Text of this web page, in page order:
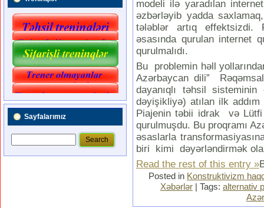
Sayfalarımız
modeli ilə yaradılan
əzbərləyib yadda
tələblər artıq effektsizdi.
əsasında qurulan internet
qurulmalıdı.
Bu problemin həll
Azərbaycan dili” Rəqəmsal
dayanıqlı təhsil
dəyişikliyə) atılan ilk
Piajenin təbii idrak və Lütfi
qurulmuşdu. Bu proqramı
əsaslarla
biri kimi dəyərləndirmək
Read the rest of this entry »
Posted in Konstruktivizm
Xəbərlər | Tags: alternativ